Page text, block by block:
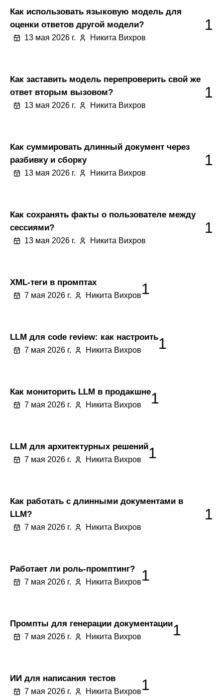
Как использовать языковую модель для
оценки ответов другой модели?
13 мая 2026 г. Никита Вихров
1
Как заставить модель перепроверить свой же
ответ вторым вызовом?
13 мая 2026 г. Никита Вихров
1
Как суммировать длинный документ через
разбивку и сборку
13 мая 2026 г. Никита Вихров
1
Как сохранять факты о пользователе между
сессиями?
13 мая 2026 г. Никита Вихров
1
XML-теги в промптах
7 мая 2026 г. Никита Вихров1
LLM для code review: как настроить
7 мая 2026 г. Никита Вихров 1
Как мониторить LLM в продакшне
7 мая 2026 г. Никита Вихров 1
LLM для архитектурных решений
7 мая 2026 г. Никита Вихров 1
Как работать с длинными документами в
LLM?
7 мая 2026 г. Никита Вихров
1
Работает ли роль-промптинг?
7 мая 2026 г. Никита Вихров1
Промпты для генерации документации
7 мая 2026 г. Никита Вихров 1
ИИ для написания тестов
7 мая 2026 г. Никита Вихров1